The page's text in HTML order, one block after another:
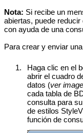
Nota: Si recibe un
abiertas, puede
con ayuda de una
Para crear y enviar
1. Haga clic en el
abrir el cuadro
datos (ver
cada tabla de
consulta para
de estilos
función de